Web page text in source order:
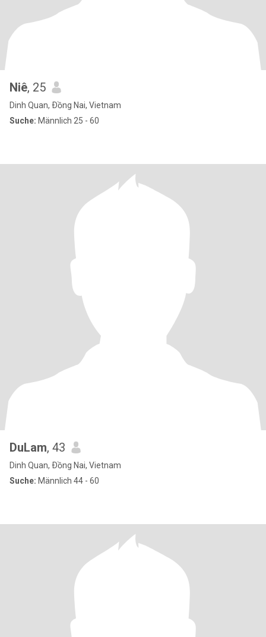
Niê, 25
Dinh Quan, Ðồng Nai, Vietnam
Suche: Männlich 25 - 60
DuLam, 43
Dinh Quan, Ðồng Nai, Vietnam
Suche: Männlich 44 - 60